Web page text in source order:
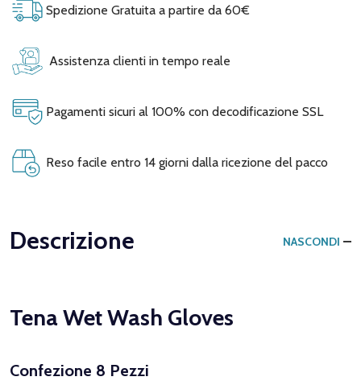
Spedizione Gratuita a partire da 60€
Assistenza clienti in tempo reale
Pagamenti sicuri al 100% con decodificazione SSL
Reso facile entro 14 giorni dalla ricezione del pacco
Descrizione NASCONDI
Tena Wet Wash Gloves
Confezione 8 Pezzi